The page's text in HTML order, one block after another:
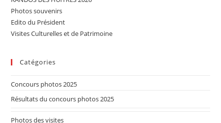
Photos souvenirs
Edito du Président
Visites Culturelles et de Patrimoine
Catégories
Concours photos 2025
Résultats du concours photos 2025
Photos des visites